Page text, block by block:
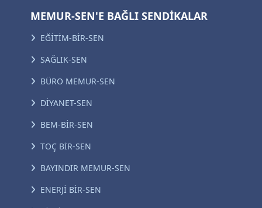
MEMUR-SEN'E BAĞLI SENDİKALAR
EĞİTİM-BİR-SEN
SAĞLIK-SEN
BÜRO MEMUR-SEN
DİYANET-SEN
BEM-BİR-SEN
TOÇ BİR-SEN
BAYINDIR MEMUR-SEN
ENERJİ BİR-SEN